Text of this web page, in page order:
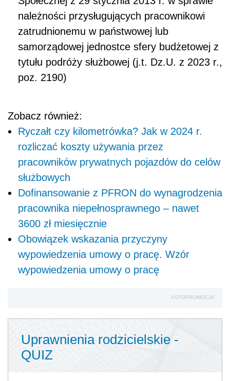
należności przysługujących pracownikowi
zatrudnionemu w państwowej lub
samorządowej jednostce sfery budżetowej z
tytułu podróży służbowej (j.t. Dz.U. z 2023 r.,
poz. 2190)
Zobacz również:
Ryczałt czy kilometrówka? Jak w 2024 r.
rozliczać koszty używania przez
pracowników prywatnych pojazdów do celów
służbowych
Dofinansowanie z PFRON do wynagrodzenia
pracownika niepełnosprawnego – nawet
3600 zł miesięcznie
Obowiązek wskazania przyczyny
wypowiedzenia umowy o pracę. Wzór
wypowiedzenia umowy o pracę
AUTOPROMOCJA
Uprawnienia rodzicielskie -
QUIZ